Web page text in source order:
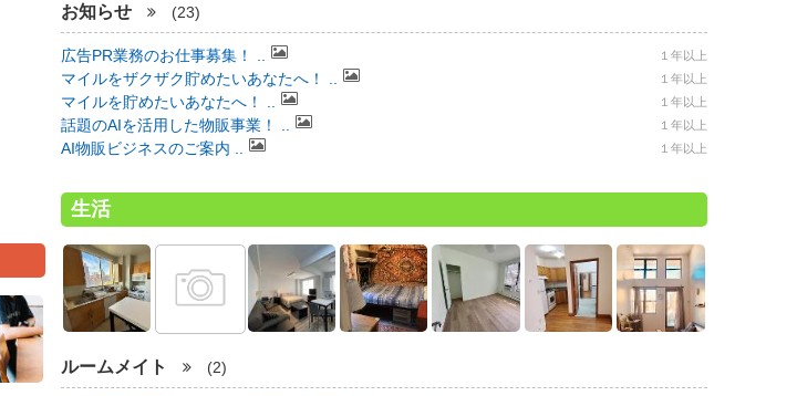
お知らせ (23)
広告PR業務のお仕事募集！ .. １年以上
マイルをザクザク貯めたいあなたへ！ .. １年以上
マイルを貯めたいあなたへ！ .. １年以上
話題のAIを活用した物販事業！ .. １年以上
AI物販ビジネスのご案内 .. １年以上
生活
ルームメイト (2)